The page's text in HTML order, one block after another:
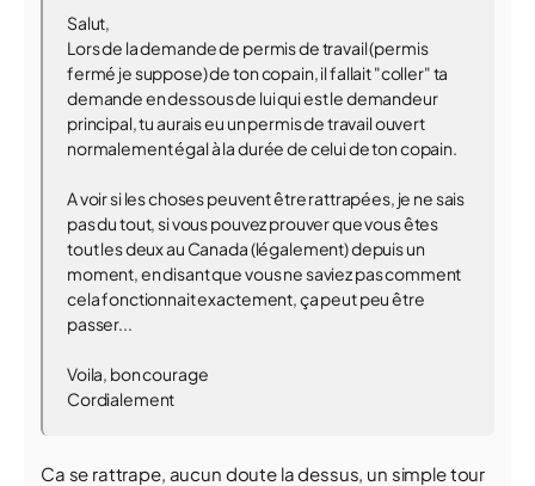
Salut,
Lors de la demande de permis de travail (permis
fermé je suppose) de ton copain, il fallait "coller" ta
demande en dessous de lui qui est le demandeur
principal, tu aurais eu un permis de travail ouvert
normalement égal à la durée de celui de ton copain.
A voir si les choses peuvent être rattrapées, je ne sais
pas du tout, si vous pouvez prouver que vous êtes
tout les deux au Canada (légalement) depuis un
moment, en disant que vous ne saviez pas comment
cela fonctionnait exactement, ça peut peu être
passer...
Voila, bon courage
Cordialement
Ca se rattrape, aucun doute la dessus, un simple tour